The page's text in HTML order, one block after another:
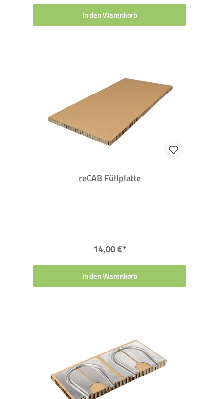
In den Warenkorb
reCAB Füllplatte
14,00 €*
In den Warenkorb